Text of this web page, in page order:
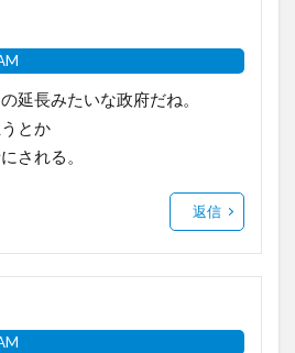
延長みたいな政府だね。
とか
される。
返信